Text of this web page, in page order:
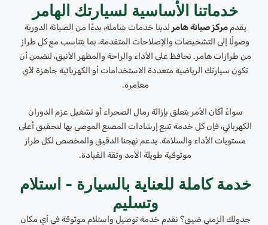
خدماتنا الأساسية لسيارتك الهامر
يقدممركز صيانة هامر لدينا خدمات شاملة، بدءًا من الصيانة الدورية
وصولًا إلى التشخيصات والإصلاحات المتقدمة، بما يتناسب مع كل طراز
من طرازات هامر. نحافظ على الأداء والراحة والمظهر الأنيق، لنضمن أن
تكون سيارتك الرياضية متعددة الاستخدامات أو الكهربائية جاهزة لأي
مغامرة.
سواءً أكان الأمر يتعلق بإزالة رمال الصحراء أو تشغيل عزم الدوران
الكهربائي، فإن كل خدمة تتبع إرشادات المصنع الموصى بها لتحقيق أعلى
مستويات الأداء والسلامة. يدعم نهجنا الدقيق والمخصص لكل طراز
موثوقية طويلة الأمد وثقة القيادة.
خدمة كاملة للعناية بالسيارة - استلام
وتسليم
جدولك الزمني ضيق؟ نقدم خدمة توصيل واستلام موثوقة في أي مكان